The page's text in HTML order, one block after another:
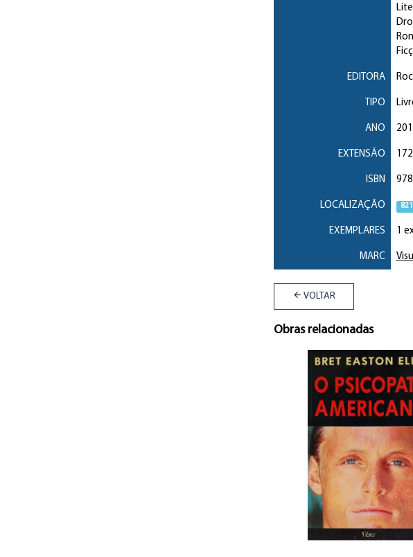
EDITORA
TIPO
ANO
EXTENSÃO
ISBN
LOCALIZAÇÃO
EXEMPLARES 1
MARC
VOLTAR
Obras relacionadas